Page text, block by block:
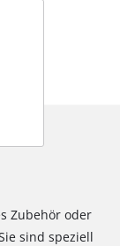
Zubehör oder
sind speziell